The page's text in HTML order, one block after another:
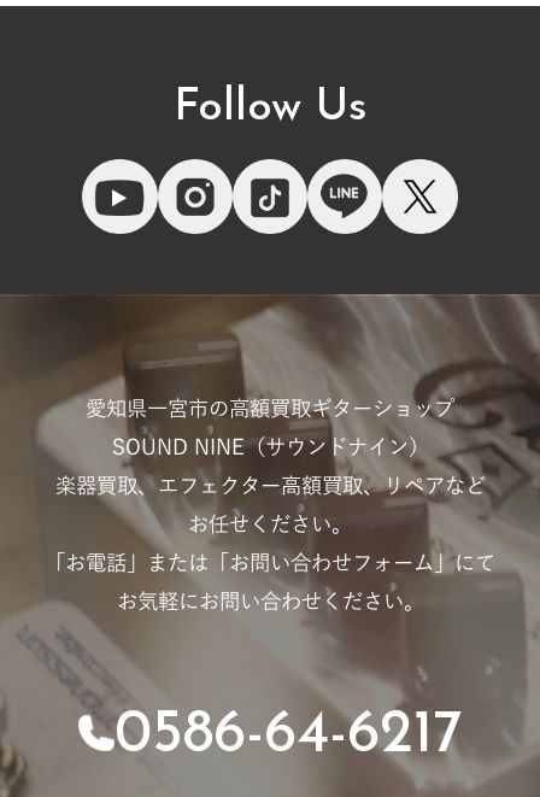
Follow Us
愛知県一宮市の高額買取ギターショップ
SOUND NINE（サウンドナイン）
楽器買取、エフェクター高額買取、リペアなど
お任せください。
「お電話」または「お問い合わせフォーム」にて
お気軽にお問い合わせください。
0586-64-6217